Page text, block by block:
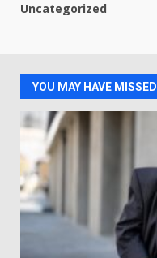
Uncategorized
YOU MAY HAVE MISSED